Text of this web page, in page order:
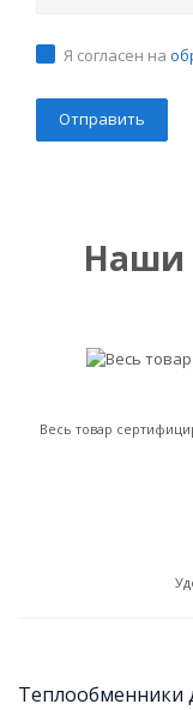
Я согласен на
Наши
Весь товар
Теплообменники